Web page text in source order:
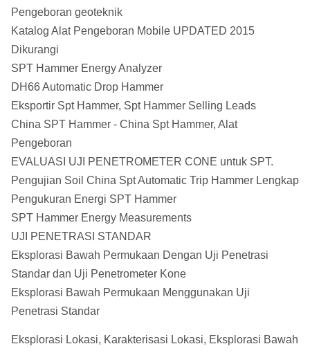
Pengeboran geoteknik
Katalog Alat Pengeboran Mobile UPDATED 2015
Dikurangi
SPT Hammer Energy Analyzer
DH66 Automatic Drop Hammer
Eksportir Spt Hammer, Spt Hammer Selling Leads
China SPT Hammer - China Spt Hammer, Alat
Pengeboran
EVALUASI UJI PENETROMETER CONE untuk SPT.
Pengujian Soil China Spt Automatic Trip Hammer Lengkap
Pengukuran Energi SPT Hammer
SPT Hammer Energy Measurements
UJI PENETRASI STANDAR
Eksplorasi Bawah Permukaan Dengan Uji Penetrasi
Standar dan Uji Penetrometer Kone
Eksplorasi Bawah Permukaan Menggunakan Uji
Penetrasi Standar
Eksplorasi Lokasi, Karakterisasi Lokasi, Eksplorasi Bawah